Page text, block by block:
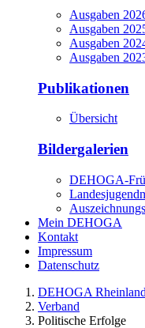
Ausgaben
Ausgaben
Ausgaben
Ausgaben
Publikationen
Übersicht
Bildergalerien
DEHOGA-
Mein DEHOGA
Kontakt
Impressum
Datenschutz
DEHOGA
Verband
Politische Erfolge